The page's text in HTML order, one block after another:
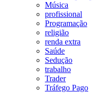
Música
profissional
Programação
religião
renda extra
Saúde
Sedução
trabalho
Trader
Tráfego Pago